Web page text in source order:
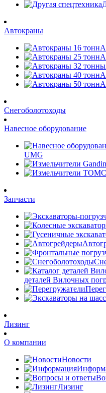
Автокраны
Снегоболотоходы
Навесное оборудование
UMG
Запчасти
деталей Вилочных
Лизинг
О компании
Новости
Лизинг